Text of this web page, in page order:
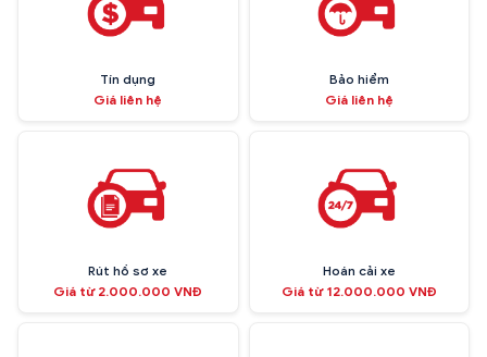
Tín dụng
Giá liên hệ
Bảo hiểm
Giá liên hệ
Rút hồ sơ xe
Giá từ 2.000.000 VNĐ
Hoán cải xe
Giá từ 12.000.000 VNĐ